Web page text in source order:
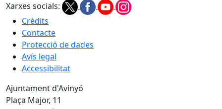
Xarxes socials:
Crèdits
Contacte
Protecció de dades
Avís legal
Accessibilitat
Ajuntament d'Avinyó
Plaça Major, 11